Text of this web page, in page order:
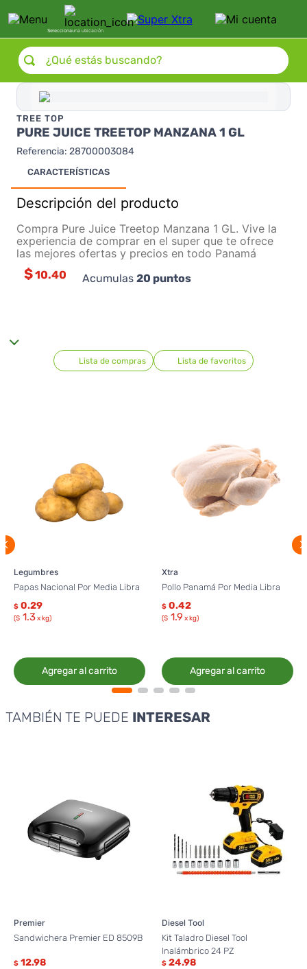
Seleccionauna ubicación
¿Qué estás buscando?
TREE TOP
PURE JUICE TREETOP MANZANA 1 GL
Referencia: 28700003084
CARACTERÍSTICAS
Descripción del producto
Compra Pure Juice Treetop Manzana 1 GL. Vive la
experiencia de comprar en el super que te ofrece
las mejores ofertas y precios en todo Panamá
$10.40 Acumulas 20 puntos
Lista de compras Lista de favoritos
Legumbres
Papas Nacional Por Media Libra
$ 0.29
($ 1.3x kg)
Agregar al carrito
Xtra
Pollo Panamá Por Media Libra
$ 0.42
($ 1.9 x kg)
Agregar al carrito
TAMBIÉN TE PUEDE INTERESAR
Premier
Sandwichera Premier ED 8509B
$ 12.98
Diesel Tool
Kit Taladro Diesel Tool
Inalámbrico 24 PZ
$ 24.98